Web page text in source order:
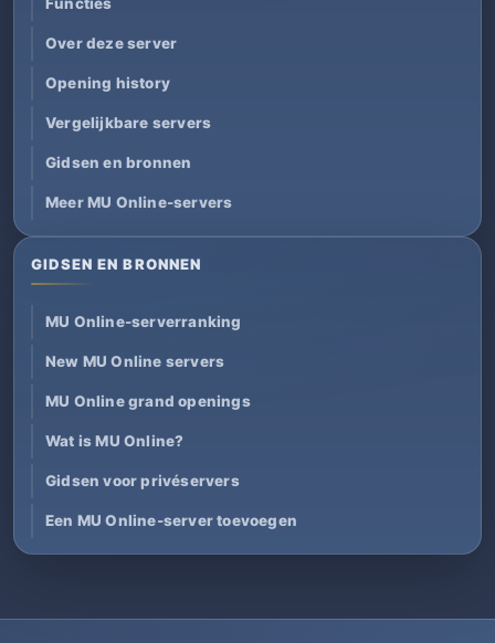
Over deze server
Opening history
Vergelijkbare servers
Gidsen en bronnen
Meer MU Online-servers
GIDSEN EN BRONNEN
MU Online-serverranking
New MU Online servers
MU Online grand openings
Wat is MU Online?
Gidsen voor privéservers
Een MU Online-server toevoegen